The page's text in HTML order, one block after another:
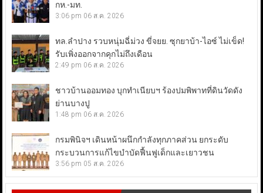
กห.-มท.
3:06 pm 06 ส.ค. 2026
ทล.ลำปาง รวบหนุ่มฉี่ม่วง ขี่จยย. ซุกยาบ้า-ไอซ์ ไม่เข็ด!
รับเพิ่งออกจากคุกไม่ถึงเดือน
2:49 pm 06 ส.ค. 2026
ชาวบ้านออมทอง บุกทำเนียบฯ ร้องปมพิพาทที่ดินวัดดัง
ย่านบางปู
1:48 pm 06 ส.ค. 2026
กรมพินิจฯ เดินหน้าผนึกกำลังทุกภาคส่วน ยกระดับ
กระบวนการแก้ไขบำบัดฟื้นฟูเด็กและเยาวชน
3:56 pm 05 ส.ค. 2026